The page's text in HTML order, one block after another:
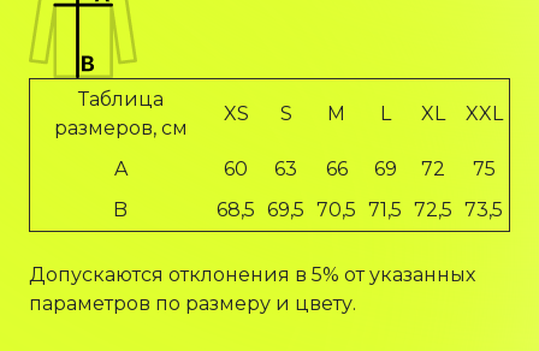
Таблица
размеров, см
XS S M L XL XXL
A 60 63 66 69 72
75
B
68,5 69,5 70,5 71,5 72,5 73,5
Допускаются отклонения в 5% от указанных
параметров по размеру и цвету.